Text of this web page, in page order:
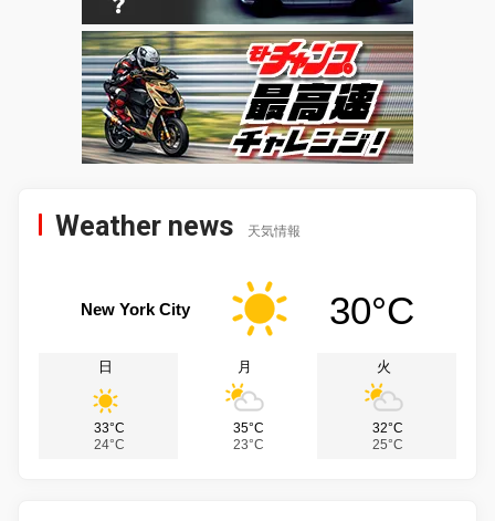
Weather news 天気情報
New York City 30°C
日
33°C
24°C
月
35°C
23°C
火
32°C
25°C